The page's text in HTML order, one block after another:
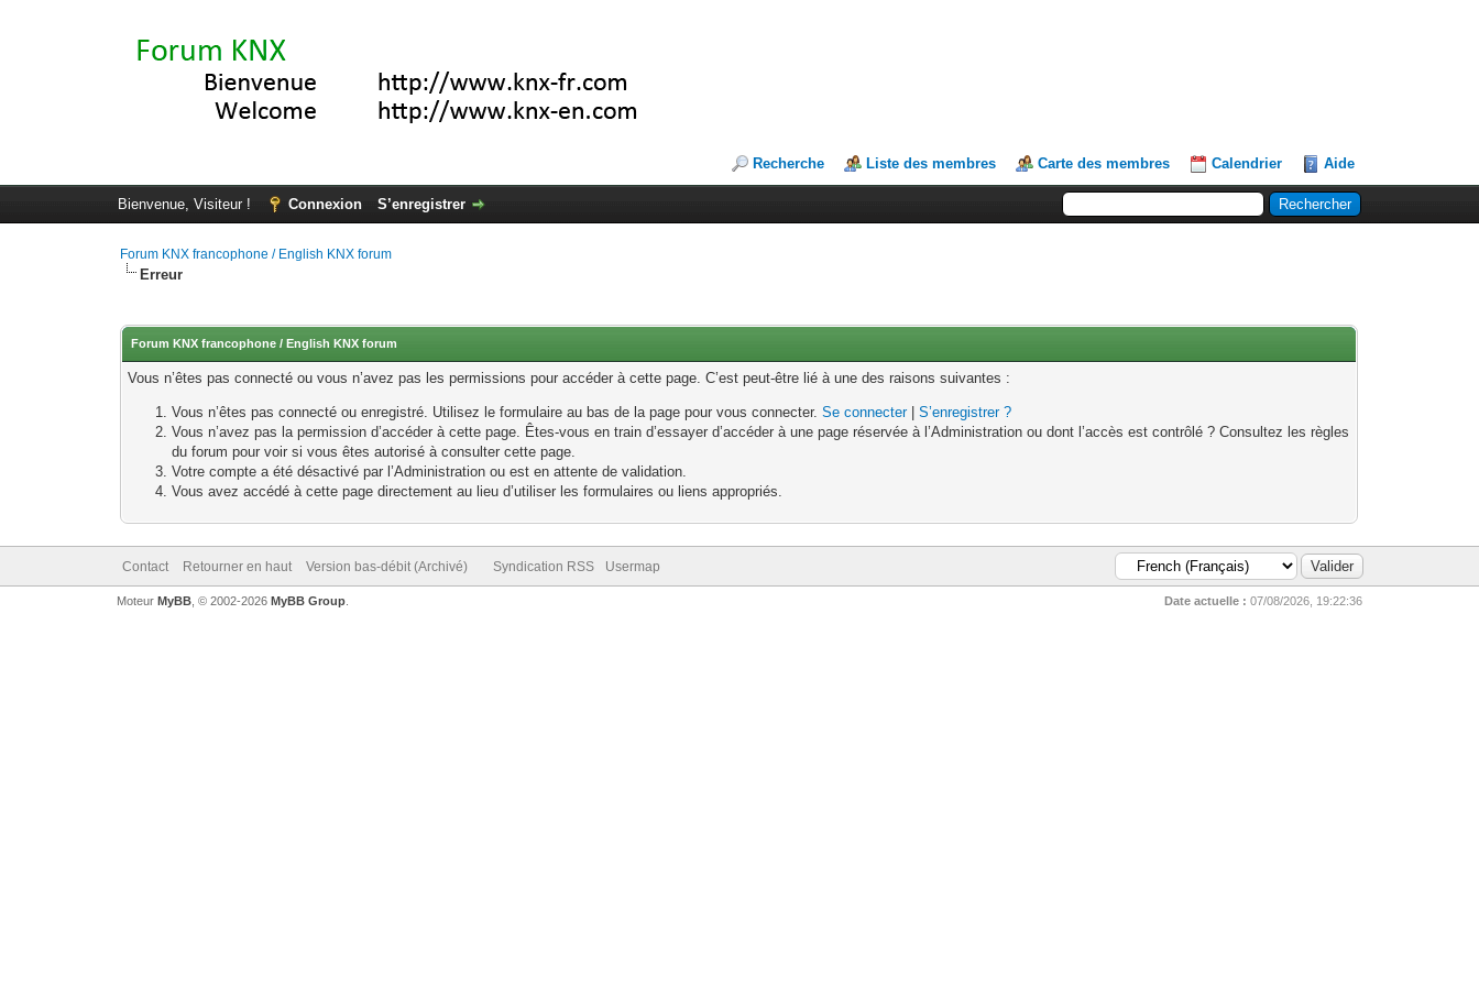
Recherche Liste des membres Carte des membres Calendrier Aide
Bienvenue, Visiteur ! Connexion S’enregistrer
Forum KNX francophone / English KNX forum
Erreur
Forum KNX francophone / English KNX forum
Vous n’êtes pas connecté ou vous n’avez pas les permissions pour accéder à cette page. C’est peut-être lié à une des raisons suivantes :
Vous n’êtes pas connecté ou enregistré. Utilisez le formulaire au bas de la page pour vous connecter.Se connecter|S’enregistrer ?
Vous n’avez pas la permission d’accéder à cette page. Êtes-vous en train d’essayer d’accéder à une page réservée à l’Administration ou dont l’accès est contrôlé ? Consultez les règles
du forum pour voir si vous êtes autorisé à consulter cette page.
Votre compte a été désactivé par l’Administration ou est en attente de validation.
Vous avez accédé à cette page directement au lieu d’utiliser les formulaires ou liens appropriés.
Contact Retourner en haut Version bas-débit (Archivé) Syndication RSS Usermap
Date actuelle : 07/08/2026, 19:22:36
Moteur MyBB, © 2002-2026 MyBB Group.